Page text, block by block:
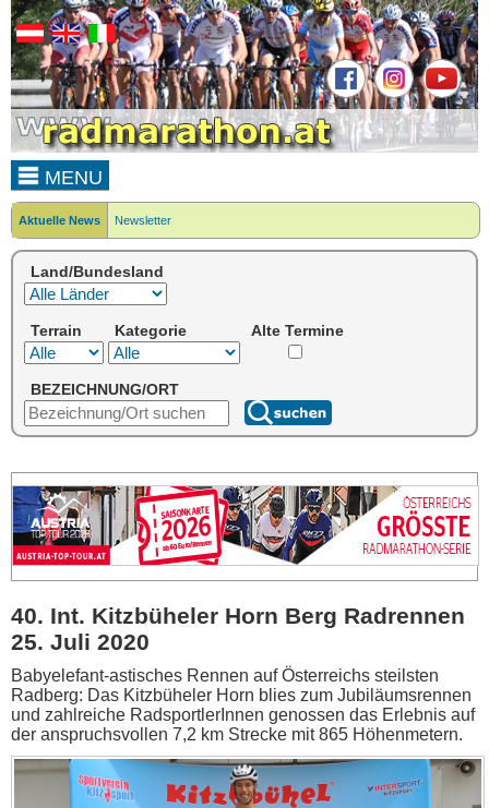
MENU
Aktuelle News Newsletter
Land/Bundesland
Terrain Kategorie Alte Termine
BEZEICHNUNG/ORT
40. Int. Kitzbüheler Horn Berg Radrennen
25. Juli 2020
Babyelefant-astisches Rennen auf Österreichs steilsten
Radberg: Das Kitzbüheler Horn blies zum Jubiläumsrennen
und zahlreiche RadsportlerInnen genossen das Erlebnis auf
der anspruchsvollen 7,2 km Strecke mit 865 Höhenmetern.